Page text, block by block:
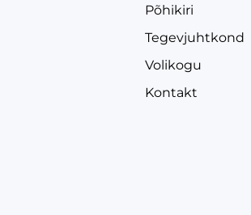
Põhikiri
Tegevjuhtkond
Volikogu
Kontakt